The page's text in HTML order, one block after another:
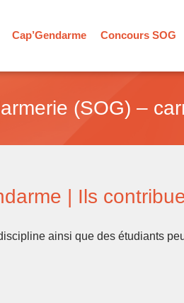
Cap’Gendarme Concours SOG
(SOG) –
| Ils
ainsi que des étudiants